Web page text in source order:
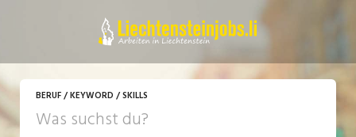
BERUF / KEYWORD / SKILLS
JETZT BEWERBEN